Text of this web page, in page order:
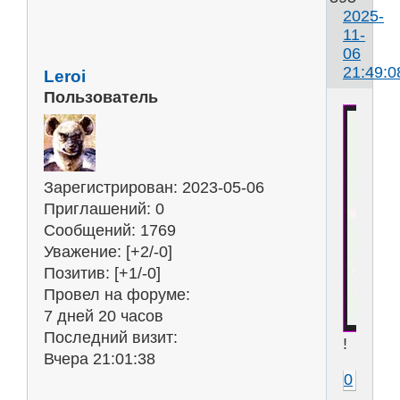
2025-
11-
06
Leroi
Пользователь
Зарегистрирован: 2023-05-06
Приглашений: 0
Сообщений: 1769
Уважение: [+2/-0]
Позитив: [+1/-0]
Провел на форуме:
7 дней 20 часов
Последний визит:
Вчера 21:01:38
!
0